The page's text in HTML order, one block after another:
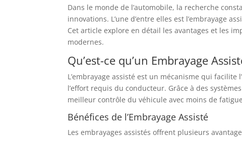
Dans le monde de l’automobile, la recherche
innovations. L’une d’entre elles est l’embrayage
Cet article explore en détail les avantages et les
modernes.
Qu’est-ce qu’un Embrayage
L’embrayage assisté est un mécanisme qui
l’effort requis du conducteur. Grâce à des
meilleur contrôle du véhicule avec moins de
Bénéfices de l’Embrayage Assisté
Les embrayages assistés offrent plusieurs